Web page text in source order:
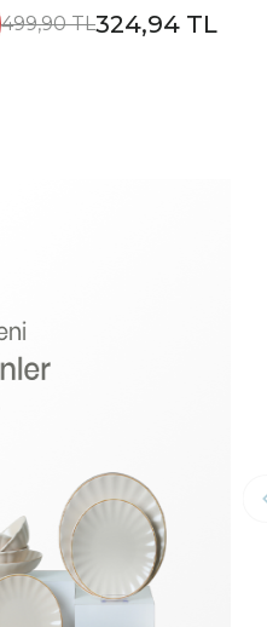
499,90 TL324,94 TL